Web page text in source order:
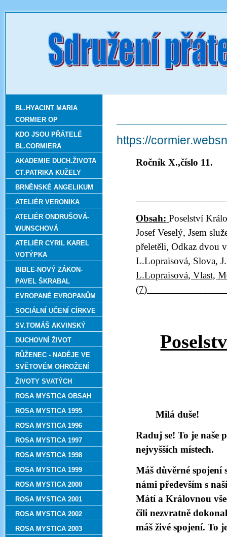
https://
Obsah: Poselství
Josef Veselý, Jsem
přeletěli, Odkaz dvou
L.Lopraisová, Slova,
L.Lopraisová, Vlast,
(7
Milá duše!
Raduj se! To je naše
nejvyšších místech.
Máš důvěrné spojení
námi především s
Mátí a Královnou
čili nezvratně
máš živé spojení. To
BL.HYACINT MARIA
CORMIER OP
KDO JSOU PŘÁTELÉ
BL.CORMIERA
AKADEMIE DUCH.ŽIVOTA
CT.PATRIKA KUŽELY
BRNĚNSKÉ ANGELIKUM
ATELIÉR VERONIKA
ATELIÉR ONDRUŠOVÁ-
WUNSCHOVÁ
ATELIÉR CYRIL KAREL
VOTÝPKA
BIBLE-NOVÝ ZÁKON-
PAVEL ŠKRABAL
EVROPANÉ EVROPANŮM
SOCIÁLNÍ UČENÍ CÍRKVE
SV.TOMÁŠ AKVINSKÝ
DUCHOVNÍ ŽIVOT
RŮŽENEC - NADĚJE VE
SVĚTOVÉM OHROŽENÍ
ŽIVOTY SVATÝCH
ROSA MYSTICA OBSAH
ROSA MYSTICA 1995
ROSA MYSTICA 1996
ROSA MYSTICA 1997
ROSA MYSTICA 1998
ROSA MYSTICA 1999
ROSA MYSTICA 2000
ROSA MYSTICA 2001
ROSA MYSTICA 2002
ROSA MYSTICA 2003